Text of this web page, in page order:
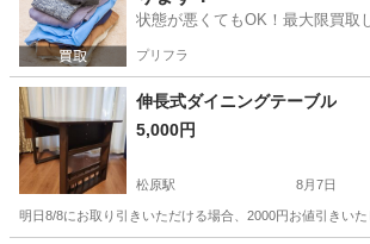
状態が悪くてもOK！最大限買取
プリフラ
伸長式ダイニングテーブル
5,000円
松原駅 8月7日
明日8/8にお取り引きいただける場合、2000円お値引きい